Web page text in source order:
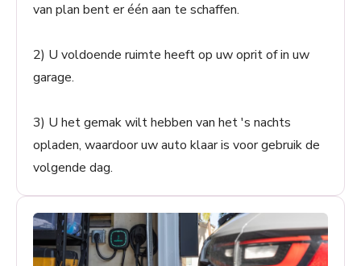
van plan bent er één aan te schaffen.
2) U voldoende ruimte heeft op uw oprit of in uw
garage.
3) U het gemak wilt hebben van het 's nachts
opladen, waardoor uw auto klaar is voor gebruik de
volgende dag.